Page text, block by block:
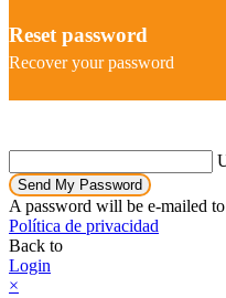
Reset password
Recover your password
Send My Password
A password will be e-mailed
Política de privacidad
Back to
Login
×